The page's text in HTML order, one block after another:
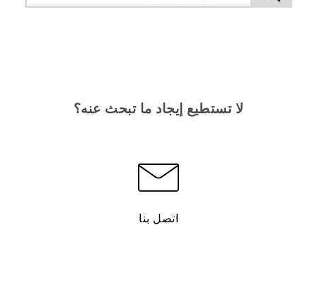
لا تستطيع إيجاد ما تبحث عنه؟
اتصل بنا